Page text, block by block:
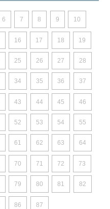
6 7 8 9 10
16 17 18 19
25 26 27 28
34 35 36 37
43 44 45 46
52 53 54 55
61 62 63 64
70 71 72 73
79 80 81 82
86 87